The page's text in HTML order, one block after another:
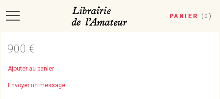
PANIER ( 0 )
900 €
Ajouter au panier
Envoyer un message